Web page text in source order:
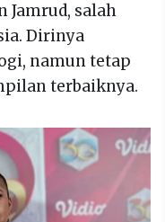
Jamrud, salah
Dirinya
namun tetap
terbaiknya.